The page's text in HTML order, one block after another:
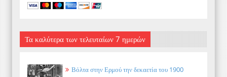
Τα καλύτερα των τελευταίων 7 ημερών
Βόλτα στην Ερμού την δεκαετία του 1900